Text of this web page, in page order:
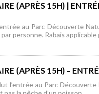
(APRÈS 15H) |
au Parc Découverte
personne. Rabais
(APRÈS 15H) –
l’entrée au Parc